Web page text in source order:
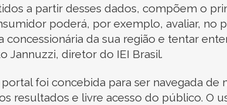
a partir desses dados, compõem o
poderá, por exemplo, avaliar, no
concessionária da sua região e tentar
Jannuzzi, diretor do IEI Brasil.
foi concebida para ser navegada
resultados e livre acesso do público. O